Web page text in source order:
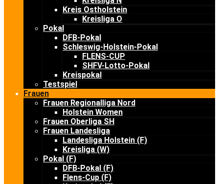
Kreis Ostholstein
Kreisliga O
Pokal
DFB-Pokal
Schleswig-Holstein-Pokal
FLENS-CUP
SHFV-Lotto-Pokal
Kreispokal
Testspiel
Frauen
Frauen Regionalliga Nord
Holstein Women
Frauen Oberliga SH
Frauen Landesliga
Landesliga Holstein (F)
Kreisliga (W)
Pokal (F)
DFB-Pokal (F)
Flens-Cup (F)